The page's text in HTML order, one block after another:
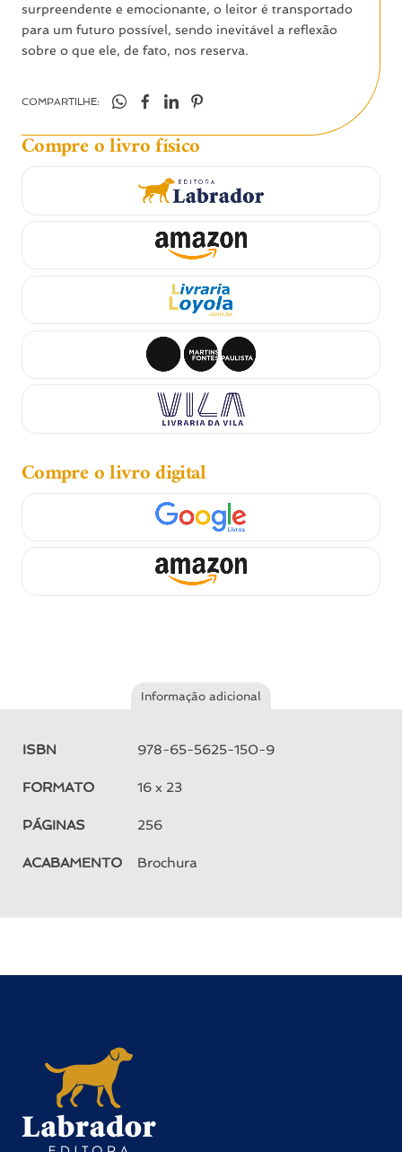
surpreendente e emocionante, o leitor é transportado
para um futuro possível, sendo inevitável a reflexão
sobre o que ele, de fato, nos reserva.
COMPARTILHE:
Compre o livro físico
Compre o livro digital
Informação adicional
ISBN 978-65-5625-150-9
FORMATO 16 x 23
PÁGINAS 256
ACABAMENTO Brochura